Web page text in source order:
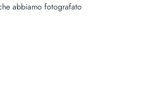
abbiamo fotografato